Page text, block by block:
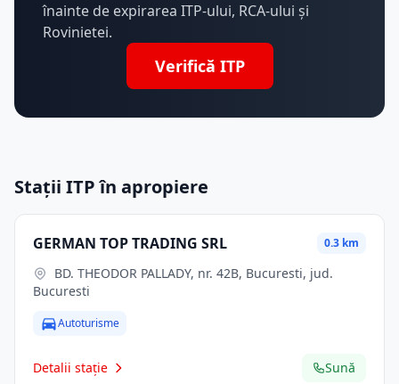
înainte de expirarea ITP-ului, RCA-ului și
Rovinietei.
Verifică ITP
Stații ITP în apropiere
GERMAN TOP TRADING SRL 0.3 km
Bucuresti
Autoturisme
Detalii stație Sună